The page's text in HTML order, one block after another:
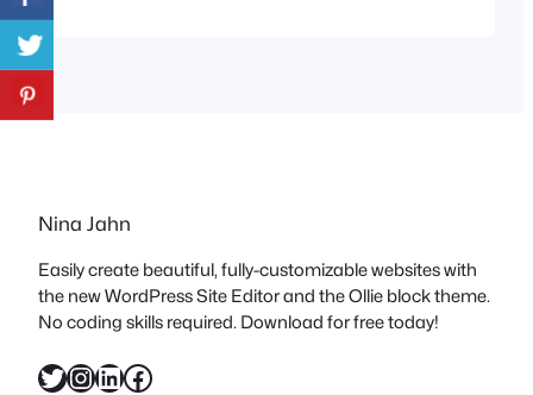
Nina Jahn
Easily create beautiful, fully-customizable websites with
the new WordPress Site Editor and the Ollie block theme.
No coding skills required. Download for free today!
Twitter InstagramLinkedIn Facebook